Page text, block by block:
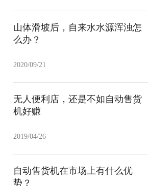
山体滑坡后，自来水水源浑浊怎
么办？
2020/09/21
无人便利店，还是不如自动售货
机好赚
2019/04/26
自动售货机在市场上有什么优
势？